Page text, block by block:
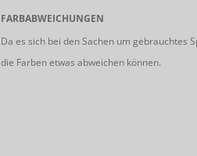
FARBABWEICHUNGEN
Da es sich bei den Sachen um gebrauchtes
die Farben etwas abweichen können.